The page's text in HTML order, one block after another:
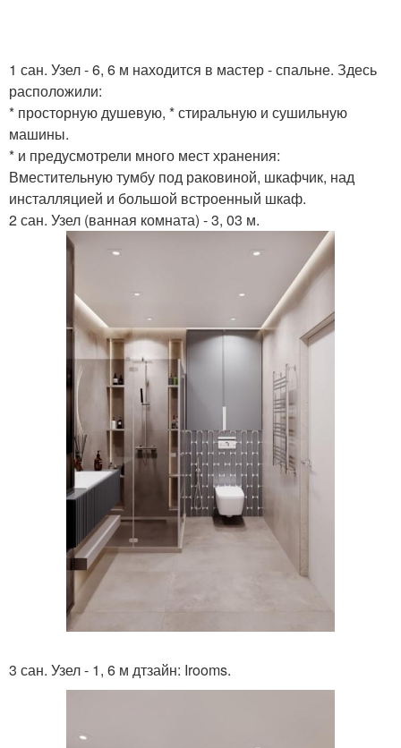
1 сан. Узел - 6, 6 м находится в мастер - спальне. Здесь
расположили:
* просторную душевую, * стиральную и сушильную
машины.
* и предусмотрели много мест хранения:
Вместительную тумбу под раковиной, шкафчик, над
инсталляцией и большой встроенный шкаф.
2 сан. Узел (ванная комната) - 3, 03 м.
3 сан. Узел - 1, 6 м дтзайн: Irooms.